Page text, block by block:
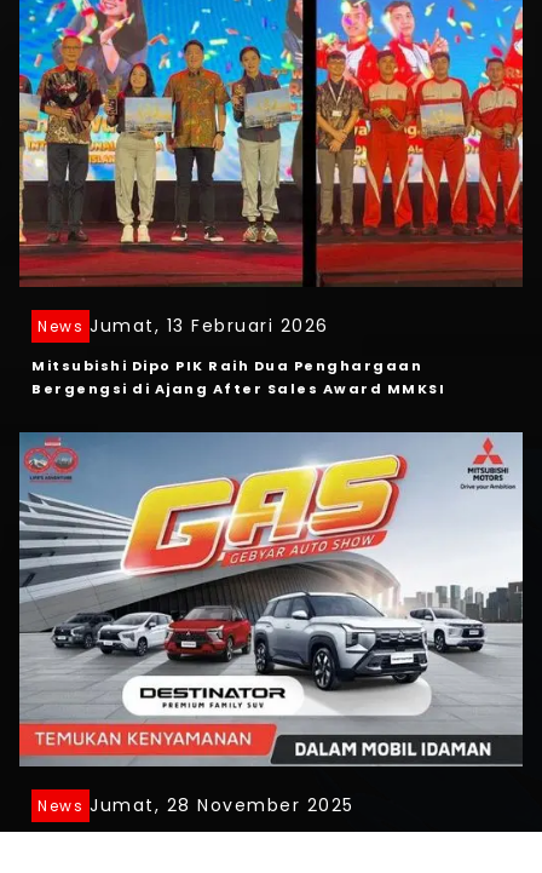
News Jumat, 13 Februari 2026
Mitsubishi Dipo PIK Raih Dua Penghargaan
Bergengsi di Ajang After Sales Award MMKSI
News Jumat, 28 November 2025